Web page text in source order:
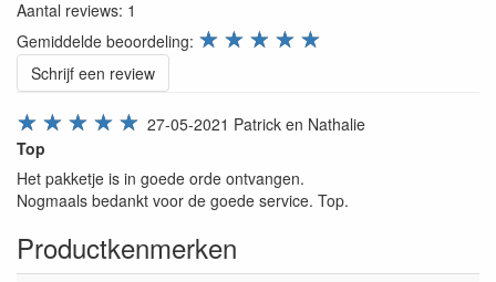
Aantal reviews: 1
Gemiddelde beoordeling: review.stars ☆
☆
☆
☆
☆
Schrijf een review
☆
☆
☆
☆
☆ 27-05-2021 Patrick en Nathalie
Top
Het pakketje is in goede orde ontvangen.
Nogmaals bedankt voor de goede service. Top.
Productkenmerken